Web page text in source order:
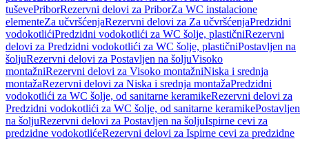
tuševePriborRezervni delovi za PriborZa WC instalacione
elementeZa učvršćenjaRezervni delovi za Za učvršćenjaPredzidni
vodokotlićiPredzidni vodokotlići za WC šolje, plastičniRezervni
delovi za Predzidni vodokotlići za WC šolje, plastičniPostavljen na
šoljuRezervni delovi za Postavljen na šoljuVisoko
montažniRezervni delovi za Visoko montažniNiska i srednja
montažaRezervni delovi za Niska i srednja montažaPredzidni
vodokotlići za WC šolje, od sanitarne keramikeRezervni delovi za
Predzidni vodokotlići za WC šolje, od sanitarne keramikePostavljen
na šoljuRezervni delovi za Postavljen na šoljuIspirne cevi za
predzidne vodokotlićeRezervni delovi za Ispirne cevi za predzidne